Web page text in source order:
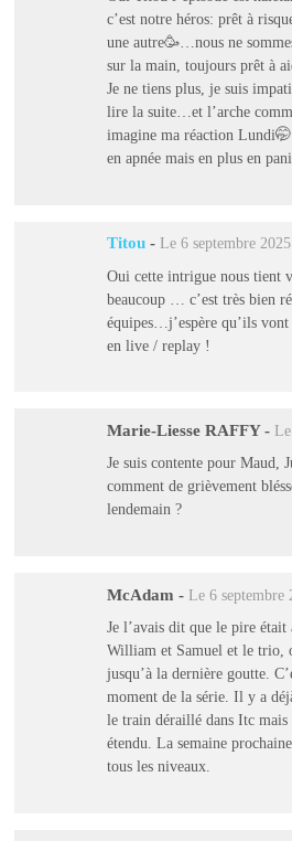
c’est notre héros: prêt à
une autre🥳…nous ne
sur la main, toujours prêt à
Je ne tiens plus, je suis
lire la suite…et l’arche
imagine ma réaction
en apnée mais en plus en
Titou - Le 6 septembre
Oui cette intrigue nous tient
beaucoup … c’est très bien
équipes…j’espère qu’ils
en live / replay !
Marie-Liesse RAFFY -
Je suis contente pour Maud,
comment de grièvement
lendemain ?
McAdam - Le 6 septembre
Je l’avais dit que le pire
William et Samuel et le trio,
jusqu’à la dernière goutte.
moment de la série. Il y a
le train déraillé dans Itc mais
étendu. La semaine
tous les niveaux.